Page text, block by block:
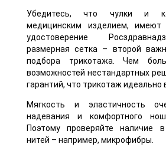
Убедитесь, что чулки и
медицинским изделием, имеют
удостоверение
размерная сетка – второй
подбора трикотажа. Чем
возможностей нестандартных
гарантий, что трикотаж идеально
Мягкость и эластичность
надевания и комфортного
Поэтому проверяйте наличие
нитей – например, микрофибры.